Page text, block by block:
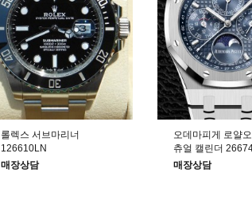
롤렉스 서브마리너
126610LN
매장상담
오데마피게 로얄
츄얼 캘린더
매장상담